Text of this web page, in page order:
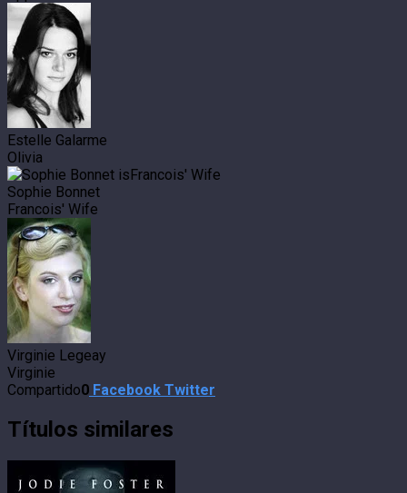
Estelle Galarme
Olivia
Sophie Bonnet
Francois' Wife
Virginie Legeay
Virginie
Compartido0 Facebook Twitter
Títulos similares